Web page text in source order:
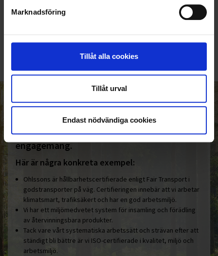
Marknadsföring
Tillåt alla cookies
Tillåt urval
Endast nödvändiga cookies
KUNDTJÄNST
info@ohlssons.se
HELT ENKELT HÅLLBART
Den gemensamma nämnaren i
Ohlssonsgruppen är vårt hållbara
engagemang.
Här är några konkreta exempel:
Ohlssons är hållbarhetscertifierade enligt Fair Transport i
godstransporter på väg. Certifieringen innebär att vi arbetar
klimatsmart, trafiksäkert och har en god arbetsmiljö.
Vi har ett miljömedvetet system för insamling och förädling
av återvinningsbara produkter.
Tack vare vårt systematiska arbetssätt och strävan efter att
ständigt bli bättre är vi ISO-certifierade i kvalitet, miljö och
arbetsmiljö.